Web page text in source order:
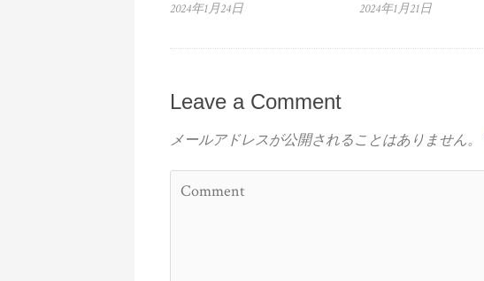
2024年1月24日 2024年1月21日
Leave a Comment
メールアドレスが公開されることはありません。